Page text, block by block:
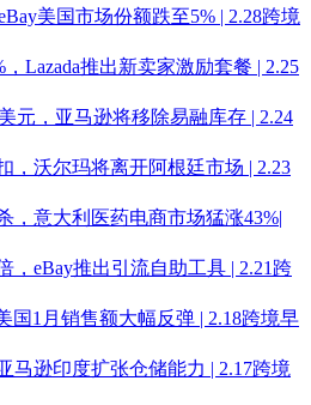
美国市场份额跌至5% | 2.28跨境
Lazada推出新卖家激励套餐 | 2.25
元，亚马逊将移除易融库存 | 2.24
，沃尔玛将离开阿根廷市场 | 2.23
，意大利医药电商市场猛涨43%|
，eBay推出引流自助工具 | 2.21跨
国1月销售额大幅反弹 | 2.18跨境早
马逊印度扩张仓储能力 | 2.17跨境